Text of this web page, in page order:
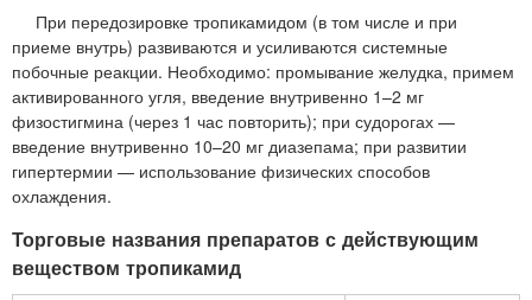
При передозировке тропикамидом (в том числе и при
приеме внутрь) развиваются и усиливаются системные
побочные реакции. Необходимо: промывание желудка, примем
активированного угля, введение внутривенно 1–2 мг
физостигмина (через 1 час повторить); при судорогах —
введение внутривенно 10–20 мг диазепама; при развитии
гипертермии — использование физических способов
охлаждения.
Торговые названия препаратов с действующим
веществом тропикамид